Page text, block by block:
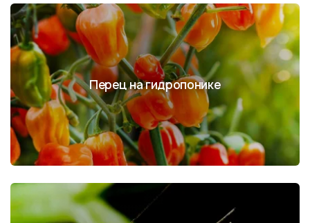
Перец на гидропонике